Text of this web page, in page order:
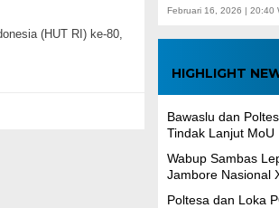
(HUT RI) ke-80,
Februari 16, 2026 | 20:40
HIGHLIGHT
Bawaslu dan
Tindak Lanjut MoU
Wabup Sambas
Jambore Nasional
Poltesa dan Loka